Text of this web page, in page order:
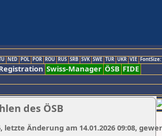
NED POL POR ROU RUS SRB SVK SWE TUR UKR VIE
Swiss-Manager ÖSB FIDE
des ÖSB
letzte Änderung am 14.01.2026 09:08,